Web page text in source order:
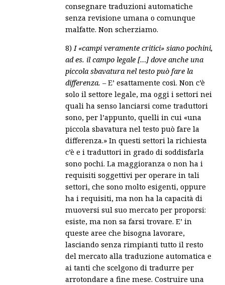
consegnare traduzioni automatiche
senza revisione umana o comunque
malfatte. Non scherziamo.
8)I «campi veramente critici» siano pochini,
ad es. il campo legale […] dove anche una
piccola sbavatura nel testo può fare la
differenza. – E’ esattamente così. Non c’è
solo il settore legale, ma oggi i settori nei
quali ha senso lanciarsi come traduttori
sono, per l’appunto, quelli in cui «una
piccola sbavatura nel testo può fare la
differenza.» In questi settori la richiesta
c’è e i traduttori in grado di soddisfarla
sono pochi. La maggioranza o non ha i
requisiti soggettivi per operare in tali
settori, che sono molto esigenti, oppure
ha i requisiti, ma non ha la capacità di
muoversi sul suo mercato per proporsi:
esiste, ma non sa farsi trovare. E’ in
queste aree che bisogna lavorare,
lasciando senza rimpianti tutto il resto
del mercato alla traduzione automatica e
ai tanti che scelgono di tradurre per
arrotondare a fine mese. Costruire una